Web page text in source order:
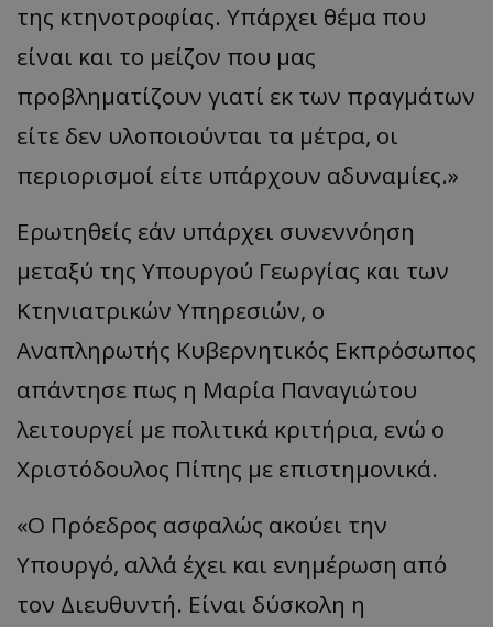
της κτηνοτροφίας. Υπάρχει θέμα που
είναι και το μείζον που μας
προβληματίζουν γιατί εκ των πραγμάτων
είτε δεν υλοποιούνται τα μέτρα, οι
περιορισμοί είτε υπάρχουν αδυναμίες.»
Ερωτηθείς εάν υπάρχει συνεννόηση
μεταξύ της Υπουργού Γεωργίας και των
Κτηνιατρικών Υπηρεσιών, ο
Αναπληρωτής Κυβερνητικός Εκπρόσωπος
απάντησε πως η Μαρία Παναγιώτου
λειτουργεί με πολιτικά κριτήρια, ενώ ο
Χριστόδουλος Πίπης με επιστημονικά.
«Ο Πρόεδρος ασφαλώς ακούει την
Υπουργό, αλλά έχει και ενημέρωση από
τον Διευθυντή. Είναι δύσκολη η